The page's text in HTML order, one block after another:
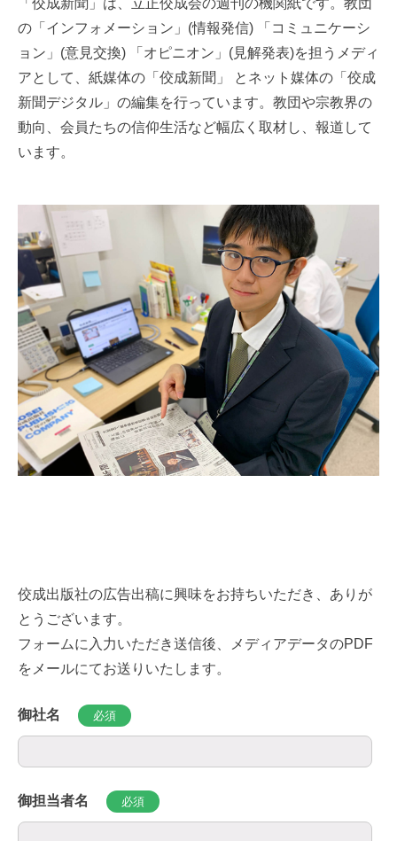
「佼成新聞」は、立正佼成会の週刊の機関紙です。教団
の「インフォメーション」(情報発信) 「コミュニケーシ
ョン」(意見交換) 「オピニオン」(見解発表)を担うメディ
アとして、紙媒体の「佼成新聞」 とネット媒体の「佼成
新聞デジタル」の編集を行っています。教団や宗教界の
動向、会員たちの信仰生活など幅広く取材し、報道して
います。
佼成出版社の広告出稿に興味をお持ちいただき、ありが
とうございます。
フォームに入力いただき送信後、メディアデータのPDF
をメールにてお送りいたします。
御社名 必須
御担当者名 必須